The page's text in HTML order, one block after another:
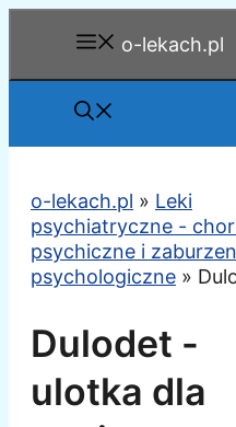
o-lekach.pl
o-lekach.pl » Leki
psychiatryczne -
psychiczne i
psychologiczne »
Dulodet -
ulotka dla